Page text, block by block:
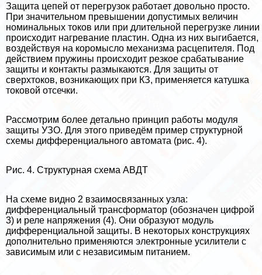
Защита цепей от перегрузок работает довольно просто.
При значительном превышении допустимых величин
номинальных токов или при длительной перегрузке линии
происходит нагревание пластин. Одна из них выгибается,
воздействуя на коромысло механизма расцепителя. Под
действием пружины происходит резкое сpaбатывание
защиты и контакты размыкаются. Для защиты от
сверхтоков, возникающих при КЗ, применяется катушка
токовой отсечки.
Рассмотрим более детально принцип работы модуля
защиты УЗО. Для этого приведём пример структурной
схемы дифференциального автомата (рис. 4).
Рис. 4. Структурная схема АВДТ
На схеме видно 2 взаимосвязанных узла:
дифференциальный трaнcформатор (обозначен цифрой
3) и реле напряжения (4). Они образуют модуль
дифференциальной защиты. В некоторых конструкциях
дополнительно применяются электронные усилители с
зависимым или с независимым питанием.